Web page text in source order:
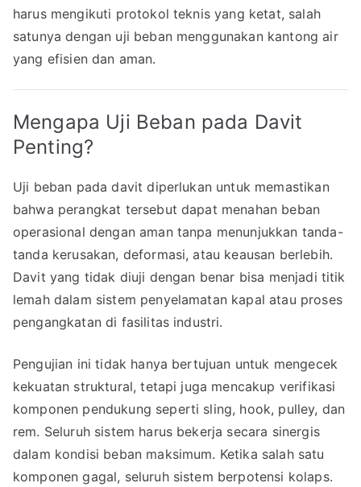
harus mengikuti protokol teknis yang ketat, salah
satunya dengan uji beban menggunakan kantong air
yang efisien dan aman.
Mengapa Uji Beban pada Davit
Penting?
Uji beban pada davit diperlukan untuk memastikan
bahwa perangkat tersebut dapat menahan beban
operasional dengan aman tanpa menunjukkan tanda-
tanda kerusakan, deformasi, atau keausan berlebih.
Davit yang tidak diuji dengan benar bisa menjadi titik
lemah dalam sistem penyelamatan kapal atau proses
pengangkatan di fasilitas industri.
Pengujian ini tidak hanya bertujuan untuk mengecek
kekuatan struktural, tetapi juga mencakup verifikasi
komponen pendukung seperti sling, hook, pulley, dan
rem. Seluruh sistem harus bekerja secara sinergis
dalam kondisi beban maksimum. Ketika salah satu
komponen gagal, seluruh sistem berpotensi kolaps.